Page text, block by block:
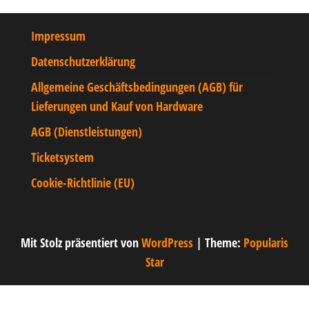
Impressum
Datenschutzerklärung
Allgemeine Geschäftsbedingungen (AGB) für
Lieferungen und Kauf von Hardware
AGB (Dienstleistungen)
Ticketsystem
Cookie-Richtlinie (EU)
Mit Stolz präsentiert vonWordPress | Theme: Popularis
Star